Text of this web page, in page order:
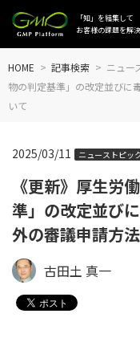
「知」を結集して
お客様の課題を解
HOME 記事検索 ニュー
物の判定基準」の改定並びに
いて
《更新》厚生労
準」の改定並び
外の審議申請方
2025/03/11 ニューストピッ
古田土 真一